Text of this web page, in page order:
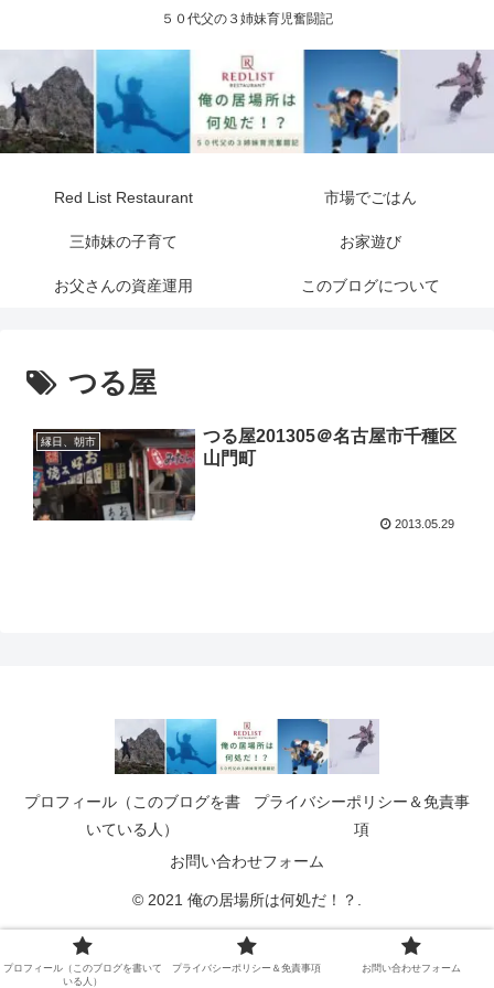
５０代父の３姉妹育児奮闘記
Red List Restaurant 市場でごはん
三姉妹の子育て お家遊び
お父さんの資産運用 このブログについて
つる屋
縁日、朝市
つる屋201305＠名古屋市千種区
山門町
2013.05.29
プロフィール（このブログを書
いている人）
プライバシーポリシー＆免責事
項
お問い合わせフォーム
© 2021 俺の居場所は何処だ！？.
プロフィール（このブログを書いて
いる人）
プライバシーポリシー＆免責事項 お問い合わせフォーム